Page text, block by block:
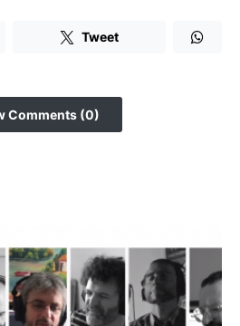
Tweet
Comments (0)